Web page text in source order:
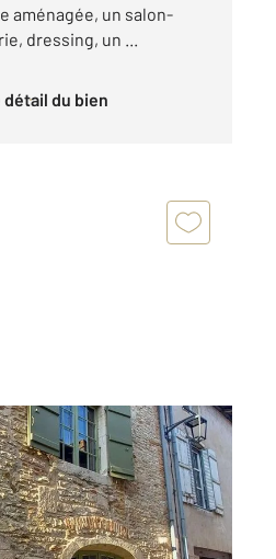
aménagée, un salon-
dressing, un ...
détail du bien